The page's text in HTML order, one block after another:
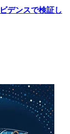
デンスで検証し